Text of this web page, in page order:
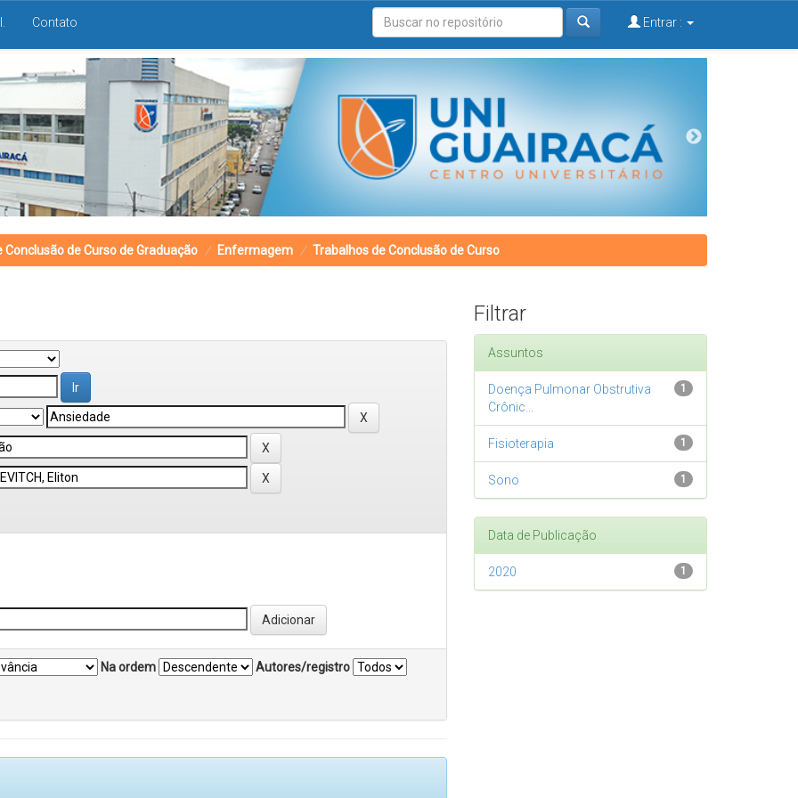
Contato Entrar :
Conclusão de Curso de Graduação Enfermagem Trabalhos de Conclusão de Curso
Na ordem Autores/registro
Filtrar
Assuntos
1
Doença Pulmonar Obstrutiva
Crônic...
1
Fisioterapia
1
Sono
Data de Publicação
1
2020